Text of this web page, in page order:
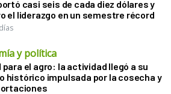
casi seis de cada diez dólares y
el liderazgo en un semestre récord
y política
para el agro: la actividad llegó a su
histórico impulsada por la cosecha y